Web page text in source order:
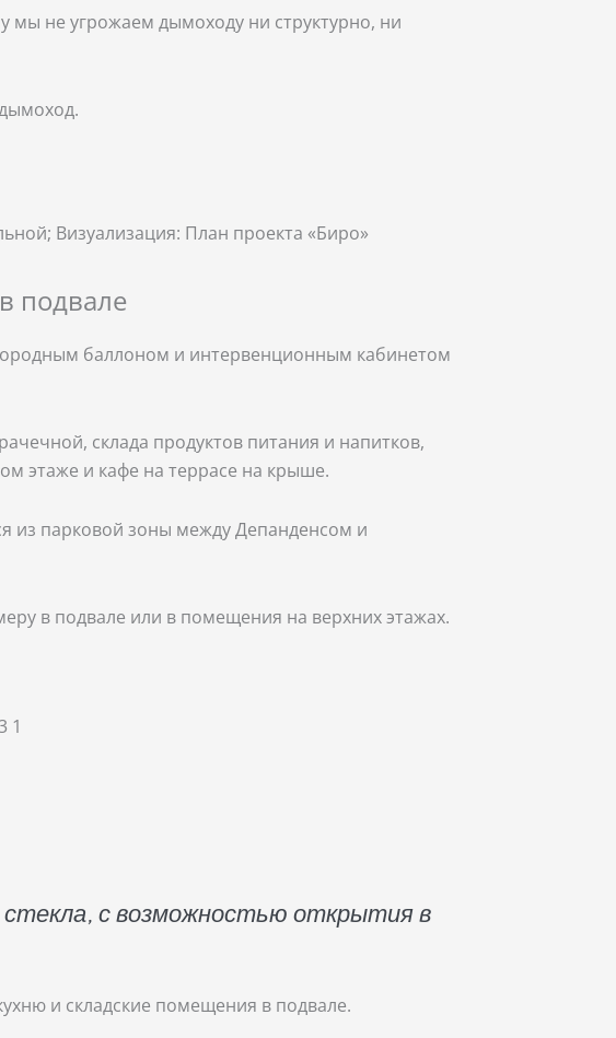
мы не угрожаем дымоходу ни структурно, ни
Визуализация: План проекта «Биро»
подвале
баллоном и интервенционным кабинетом
склада продуктов питания и напитков,
этаже и кафе на террасе на крыше.
из парковой зоны между Депанденсом и
в подвале или в помещения на верхних этажах.
стекла, с возможностью открытия в
и складские помещения в подвале.